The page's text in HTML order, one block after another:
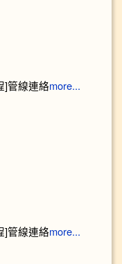
]管線連絡more...
]管線連絡more...